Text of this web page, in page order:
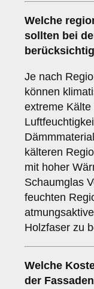
Welche
sollten bei
Je nach
können
extreme
kälteren
mit hoher
Schaumglas
feuchten
Holzfaser zu
Welche
der